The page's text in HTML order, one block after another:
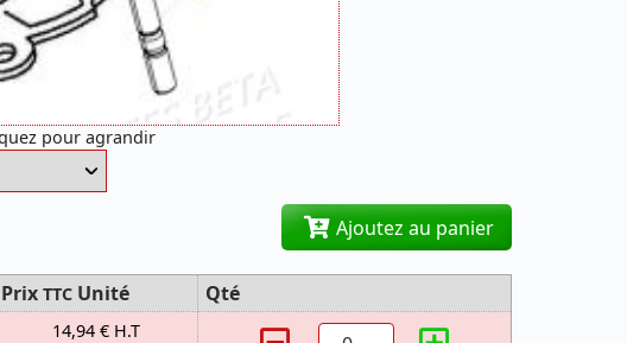
pour agrandir
Ajoutez au panier
Prix TTC Unité
Qté
14,94 € H.T